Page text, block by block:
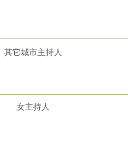
其它城市主持人
女主持人